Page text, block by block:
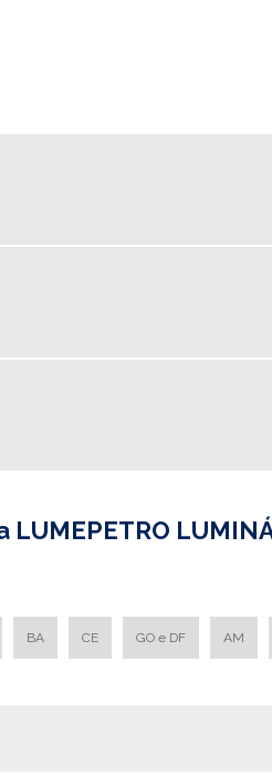
BA CE GO e DF AM